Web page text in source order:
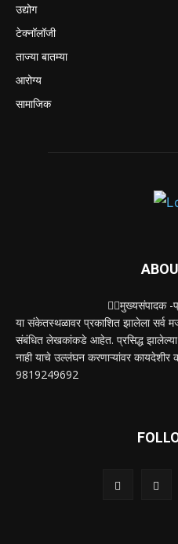
उद्योग
टेक्नॉलॉजी
ताज्या बातम्या
आरोग्य
सामाजिक
✍🏻मुख्यसंपादक -
या संकेतस्थळावर प्रकाशित झालेला सर्व
संबंधित लेखकांकडे आहेत. प्रसिद्ध
नाही याचे उल्लंघन करणाऱ्यांवर कायदेशीर
9819249692